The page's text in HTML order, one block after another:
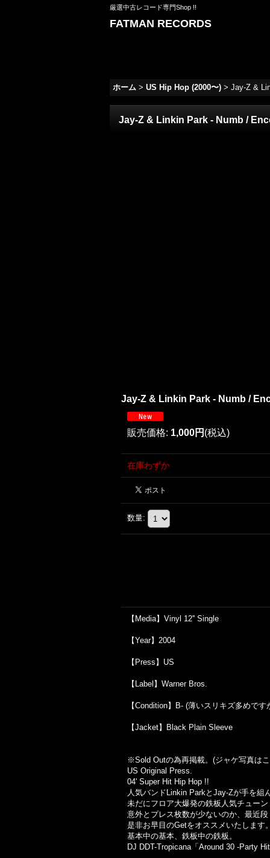
厳選中古レコード専門Shop !!
FATMAN RECORDS
ホーム > US Hip Hop (2000〜) > Jay-Z &
Jay-Z & Linkin Park - Numb /
Jay-Z & Linkin Park - Numb /
販売価格: 1,000円 (税込)
在庫わずか
数量:
【Media】Vinyl 12'' Single
【Year】2004
【Press】US
【Label】Warner Bros.
【Condition】B- (薄いスリキズ多めで
【Jacket】Black Plain Sleeve
※Sold Outの為再掲載。 (ジャケ写真は
US Original Press.
04' Super Hit Hip Hop !!
人気バンドLinkin ParkとJay-Zが手を組
未だにフロア大爆発の鉄板人気チューン
意外とプレス枚数が少ないのか、最近
是非お早目のGetをオススメいたします
基本中の基本、鉄板中の鉄板。
DJ DDT-Tropicana「Around 30 -Party